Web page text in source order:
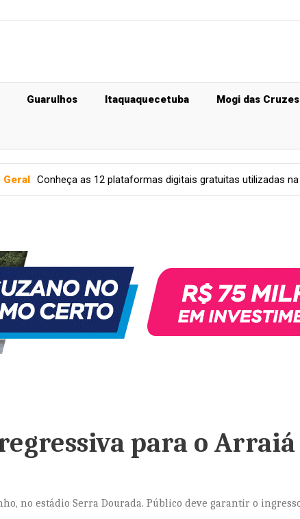
Guarulhos Itaquaquecetuba Mogi das Cruzes
as 12 plataformas digitais gratuitas utilizadas na rede pública de
para o Arraiá
no estádio Serra Dourada. Público deve garantir o